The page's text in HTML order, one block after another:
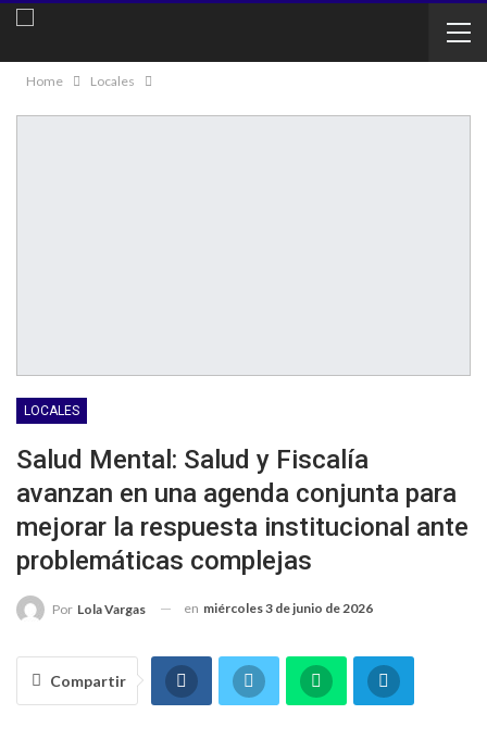
Home Locales
LOCALES
Salud Mental: Salud y Fiscalía
avanzan en una agenda conjunta para
mejorar la respuesta institucional ante
problemáticas complejas
Por Lola Vargas en miércoles 3 de junio de 2026
Compartir